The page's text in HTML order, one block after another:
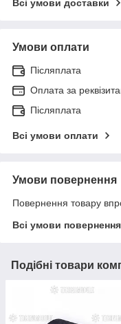
Всі умови доставки
Умови оплати
Післяплата
Оплата за
Післяплата
Всі умови оплати
Умови повернення
Повернення товару
Всі умови повернення
Подібні товари